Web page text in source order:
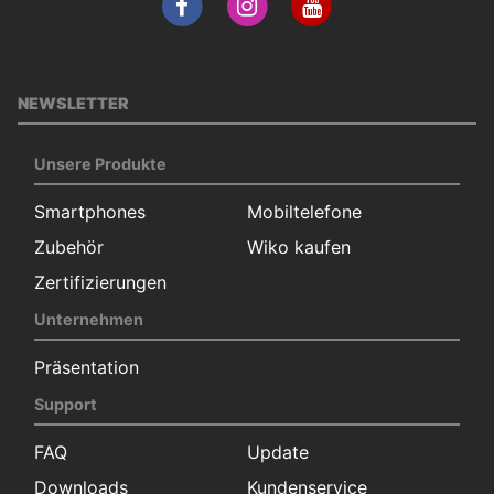
NEWSLETTER
Unsere Produkte
Smartphones
Mobiltelefone
Zubehör
Wiko kaufen
Zertifizierungen
Unternehmen
Präsentation
Support
FAQ
Update
Downloads
Kundenservice